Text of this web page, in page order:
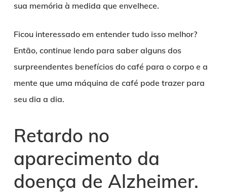
sua memória à medida que envelhece.
Ficou interessado em entender tudo isso melhor?
Então, continue lendo para saber alguns dos
surpreendentes benefícios do café para o corpo e a
mente que uma máquina de café pode trazer para
seu dia a dia.
Retardo no
aparecimento da
doença de Alzheimer.